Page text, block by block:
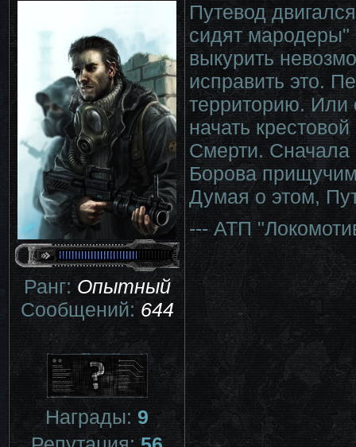
Ранг:Опытный
Сообщений:644
Награды:9
Путевод
сидят мародеры"
выкурить
исправить это.
территорию. Или
начать
Смерти. Сначала
Борова
Думая о этом,
--- АТП